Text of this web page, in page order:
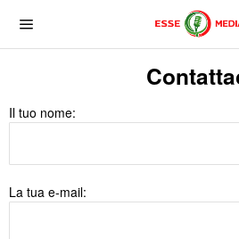
Il tuo nome:
La tua e-mail: